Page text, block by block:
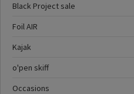
Black Project sale
Foil AIR
Kajak
o'pen skiff
Occasions